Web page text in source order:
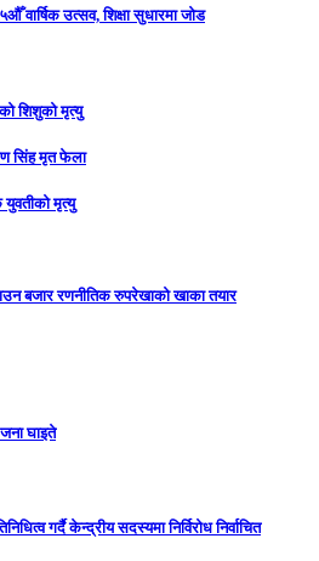
वार्षिक उत्सव, शिक्षा सुधारमा जाेड
शिशुको मृत्यु
सिंह मृत फेला
युवतीको मृत्यु
बजार रणनीतिक रुपरेखाको खाका तयार
घाइते
गर्दै केन्द्रीय सदस्यमा निर्विरोध निर्वाचित